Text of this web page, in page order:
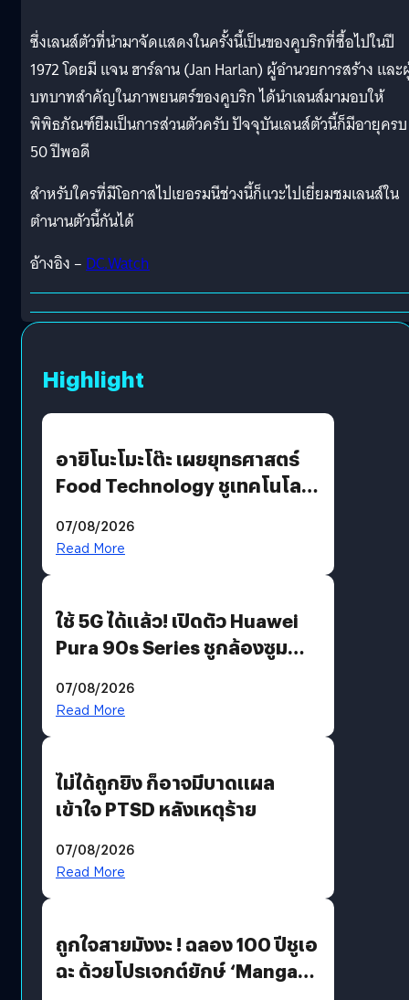
ซึ่งเลนส์ตัวที่นำมาจัดแสดงในครั้งนี้เป็นของคูบริกที่ซื้อไปในปี
1972 โดยมี แจน ฮาร์ลาน (Jan Harlan) ผู้อำนวยการสร้าง แล
บทบาทสำคัญในภาพยนตร์ของคูบริก ได้นำเลนส์มามอบให้
พิพิธภัณฑ์ยืมเป็นการส่วนตัวครับ ปัจจุบันเลนส์ตัวนี้ก็มีอายุครบ
50 ปีพอดี
สำหรับใครที่มีโอกาสไปเยอรมนีช่วงนี้ก็แวะไปเยี่ยมชมเลนส์ใน
ตำนานตัวนี้กันได้
อ้างอิง –DC.Watch
Highlight
อายิโนะโมะโต๊ะ เผยยุทธศาสตร์
Food Technology ชูเทคโนโลยี
บริโภคและ B2B
07/08/2026
Read More
ใช้ 5G ได้แล้ว! เปิดตัว Huawei
Pura 90s Series ชูกล้องซูม
07/08/2026
Read More
ไม่ได้ถูกยิง ก็อาจมีบาดแผล
เข้าใจ PTSD หลังเหตุร้าย
07/08/2026
Read More
ถูกใจสายมังงะ ! ฉลอง 100 ปีชูเอ
ฉะ ด้วยโปรเจกต์ยักษ์ ‘Manga